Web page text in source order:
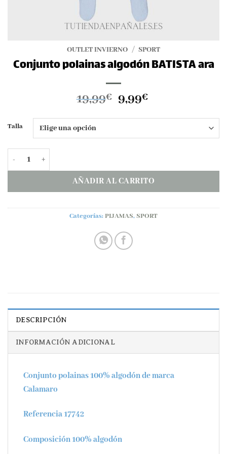
OUTLET INVIERNO / SPORT
Conjunto polainas algodón BATISTA ara
19,99€ El
era:
9,99€El
es:
Talla
AÑADIR AL CARRITO
Categorías:PIJAMAS,SPORT
DESCRIPCIÓN
INFORMACIÓN ADICIONAL
Conjunto polainas 100% algodón de marca
Calamaro
Referencia 17742
Composición 100% algodón